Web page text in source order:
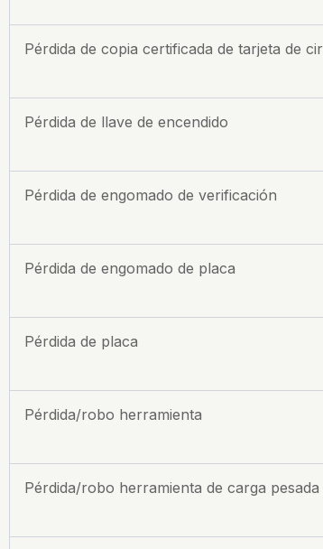
Pérdida de copia certificada de tarjeta de
Pérdida de llave de encendido
Pérdida de engomado de verificación
Pérdida de engomado de placa
Pérdida de placa
Pérdida/robo herramienta
Pérdida/robo herramienta de carga pesada